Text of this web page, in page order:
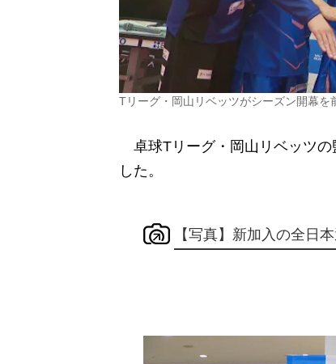
Tリーグ・岡山リベッツがシーズン開幕
卓球Tリーグ・岡山リベッツの
した。
【写真】新加入の全日